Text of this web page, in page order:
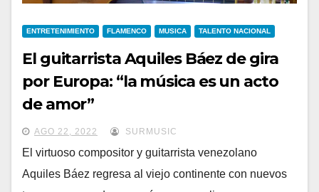
ENTRETENIMIENTO FLAMENCO MUSICA TALENTO NACIONAL
El guitarrista Aquiles Báez de gira
por Europa: “la música es un acto
de amor”
AGO 22, 2022 SURMUSIC
El virtuoso compositor y guitarrista venezolano
Aquiles Báez regresa al viejo continente con nuevos